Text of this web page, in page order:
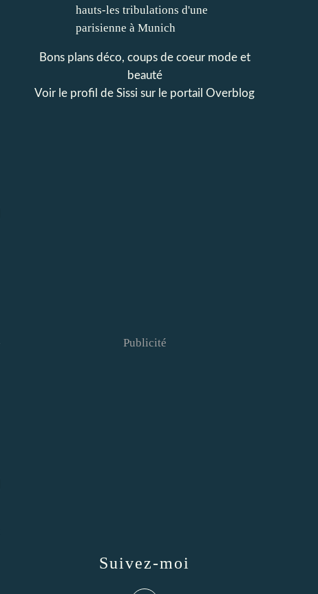
Bons plans déco, coups de coeur mode et
beauté
Voir le profil de Sissi sur le portail Overblog
Suivez-moi
Publicité